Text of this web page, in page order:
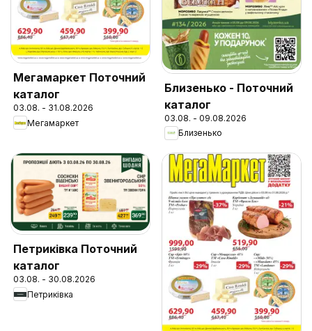
Мегамаркет Поточний
каталог
03.08. - 31.08.2026
Мегамаркет
Близенько - Поточний
каталог
03.08. - 09.08.2026
Близенько
Петриківка Поточний
каталог
03.08. - 30.08.2026
Петриківка